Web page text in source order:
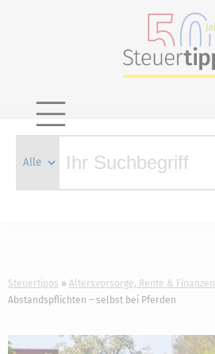
Steuertipps Altersvorsorge, Rente & Finanzen
Abstandspflichten – selbst bei Pferden